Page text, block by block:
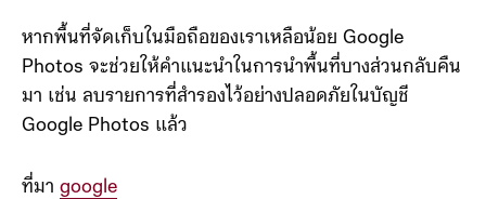
หากพื้นที่จัดเก็บในมือถือของเราเหลือน้อย Google
Photos จะช่วยให้คำแนะนำในการนำพื้นที่บางส่วนกลับคืน
มา เช่น ลบรายการที่สำรองไว้อย่างปลอดภัยในบัญชี
Google Photos แล้ว
ที่มา google